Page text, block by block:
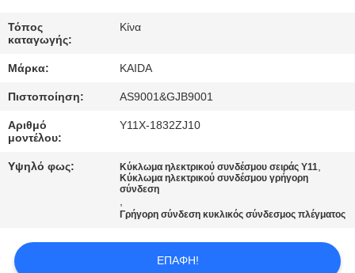
ΕΙΔΉΣΕΙΣ
ΥΠΟΘΈΣΕΙΣ
ΖΗΤΉΣΤΕ
ΜΙΑ
ΠΡΟΣΦΟΡΆ
SITEMAP
Τόπος
καταγωγής:
Κίνα
Μάρκα: KAIDA
Πιστοποίηση: AS9001&GJB9001
Αριθμό
μοντέλου:
Υ11X-1832ZJ10
Υψηλό φως: Κύκλωμα ηλεκτρικού συνδέσμου σειράς Y11,
Κύκλωμα ηλεκτρικού συνδέσμου γρήγορη
σύνδεση
,
Γρήγορη σύνδεση κυκλικός σύνδεσμος πλέγματος
ΕΠΑΦΉ!